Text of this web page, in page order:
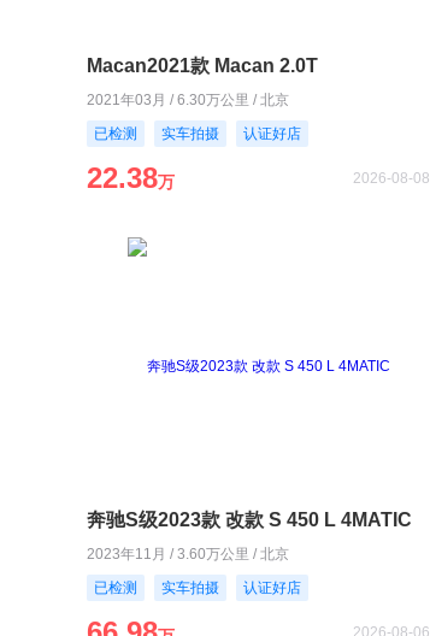
Macan2021款 Macan 2.0T
2021年03月 / 6.30万公里 / 北京
已检测
实车拍摄 认证好店
22.38万 2026-08-08
奔驰S级2023款 改款 S 450 L 4MATIC
2023年11月 / 3.60万公里 / 北京
已检测
实车拍摄 认证好店
2026-08-06